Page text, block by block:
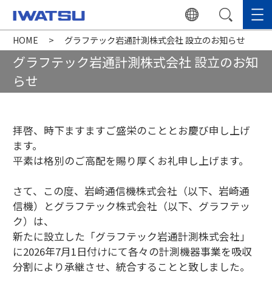
HOME グラフテック岩通計測株式会社 設立のお知らせ
グラフテック岩通計測株式会社 設立のお知
らせ
拝啓、時下ますますご盛栄のこととお慶び申し上げ
ます。
平素は格別のご高配を賜り厚くお礼申し上げます。
さて、この度、岩崎通信機株式会社（以下、岩崎通
信機）とグラフテック株式会社（以下、グラフテッ
ク）は、
新たに設立した「グラフテック岩通計測株式会社」
に2026年7月1日付けにて各々の計測機器事業を吸収
分割により承継させ、統合することと致しました。